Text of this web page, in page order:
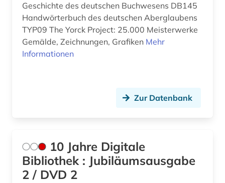
aurelius (2)
aurelius augustinus (2)
ausbildung (1)
baden-württemberg (2)
bagdad (1)
Schweiz (3)
Serbien (1)
Tuerkei (2)
USA (6)
Geschichte des deutschen Buchwesens DB145
Handwörterbuch des deutschen Aberglaubens
TYP09 The Yorck Project: 25.000 Meisterwerke
Gemälde, Zeichnungen, Grafiken Mehr
Informationen
Zur Datenbank
10 Jahre Digitale
Bibliothek : Jubiläumsausgabe
2 / DVD 2